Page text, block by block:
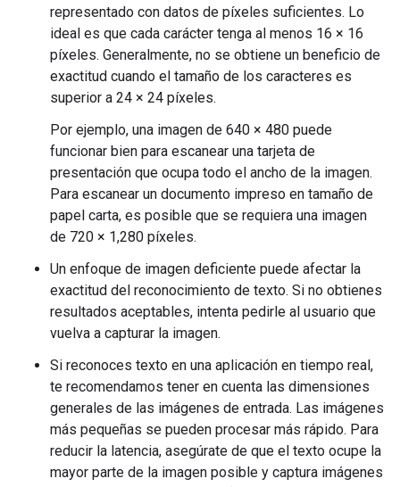
representado con datos de píxeles suficientes. Lo
ideal es que cada carácter tenga al menos 16 × 16
píxeles. Generalmente, no se obtiene un beneficio de
exactitud cuando el tamaño de los caracteres es
superior a 24 × 24 píxeles.
Por ejemplo, una imagen de 640 × 480 puede
funcionar bien para escanear una tarjeta de
presentación que ocupa todo el ancho de la imagen.
Para escanear un documento impreso en tamaño de
papel carta, es posible que se requiera una imagen
de 720 × 1,280 píxeles.
Un enfoque de imagen deficiente puede afectar la
exactitud del reconocimiento de texto. Si no obtienes
resultados aceptables, intenta pedirle al usuario que
vuelva a capturar la imagen.
Si reconoces texto en una aplicación en tiempo real,
te recomendamos tener en cuenta las dimensiones
generales de las imágenes de entrada. Las imágenes
más pequeñas se pueden procesar más rápido. Para
reducir la latencia, asegúrate de que el texto ocupe la
mayor parte de la imagen posible y captura imágenes